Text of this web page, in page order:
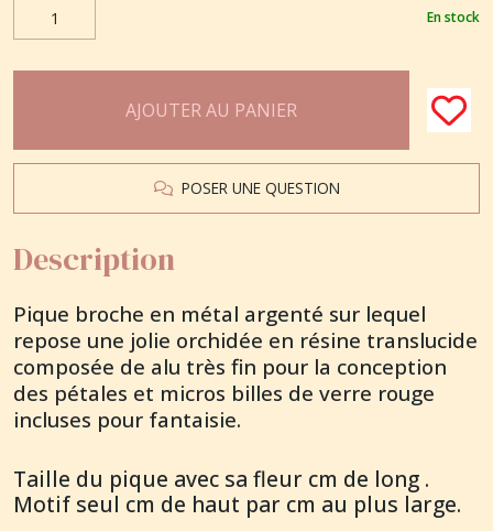
En stock
AJOUTER AU PANIER
POSER UNE QUESTION
Description
Pique broche en métal argenté sur lequel
repose une jolie orchidée en résine translucide
composée de alu très fin pour la conception
des pétales et micros billes de verre rouge
incluses pour fantaisie.
Taille du pique avec sa fleur cm de long .
Motif seul cm de haut par cm au plus large.